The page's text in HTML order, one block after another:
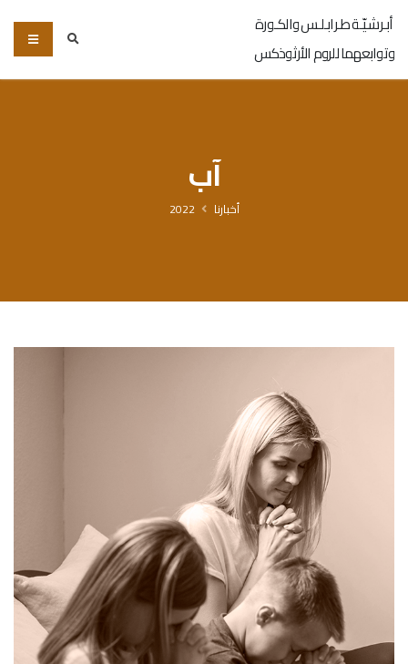
أبـرشـيّـة طـرابـلـس والكـورة
وتوابعهما للروم الأرثوذكس
آب
أخبارنا 2022